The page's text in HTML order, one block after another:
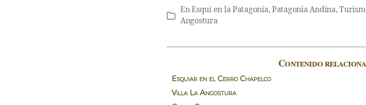
Categorías
EnEsquí en la Patagonia,Patagonia Andina,
Angostura
Contenido
Esquiar en el Cerro Chapelco
Villa La Angostura